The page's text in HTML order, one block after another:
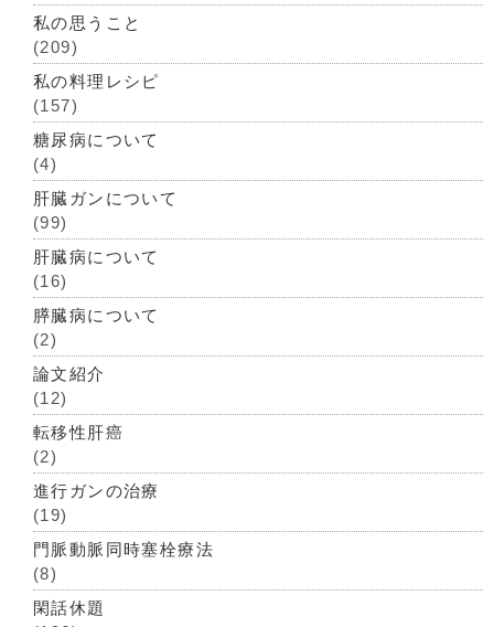
私の思うこと
(209)
私の料理レシピ
(157)
糖尿病について
(4)
肝臓ガンについて
(99)
肝臓病について
(16)
膵臓病について
(2)
論文紹介
(12)
転移性肝癌
(2)
進行ガンの治療
(19)
門脈動脈同時塞栓療法
(8)
閑話休題